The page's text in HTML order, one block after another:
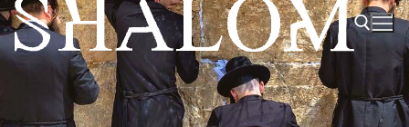
Hae: